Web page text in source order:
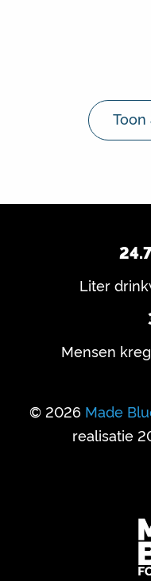
Liter
Mensen
© 2026 Made
realisatie